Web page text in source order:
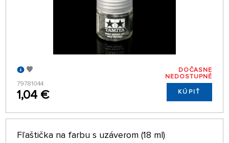
79781044
1,04 €
DOČASNE
NEDOSTUPNÉ
KÚPIŤ
Fľaštička na farbu s uzáverom (18 ml)